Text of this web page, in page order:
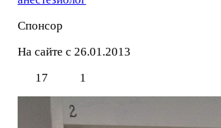
Спонсор
На сайте с 26.01.2013
17
1